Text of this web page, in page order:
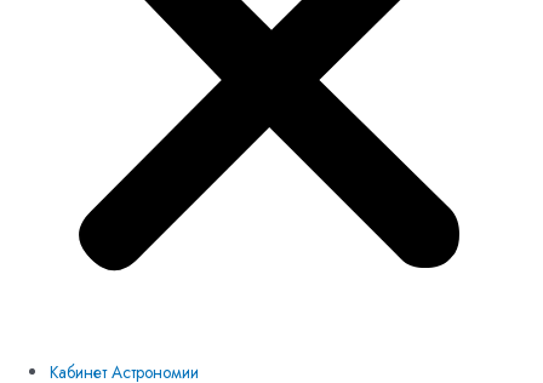
Кабинет Астрономии